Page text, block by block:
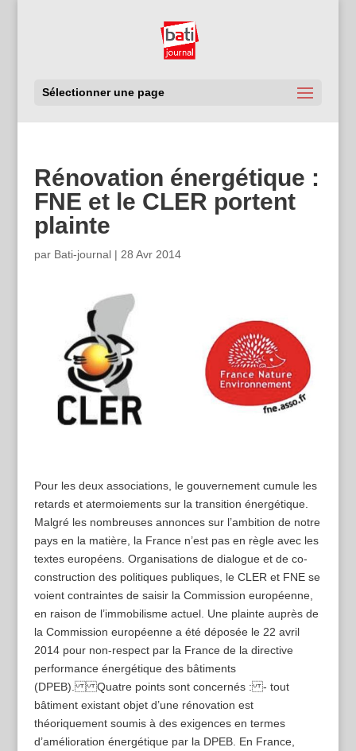
Sélectionner une page
Rénovation énergétique :
FNE et le CLER portent
plainte
par Bati-journal| 28 Avr 2014
Pour les deux associations, le gouvernement cumule les
retards et atermoiements sur la transition énergétique.
Malgré les nombreuses annonces sur l’ambition de notre
pays en la matière, la France n’est pas en règle avec les
textes européens. Organisations de dialogue et de co-
construction des politiques publiques, le CLER et FNE se
voient contraintes de saisir la Commission européenne,
en raison de l’immobilisme actuel. Une plainte auprès de
la Commission européenne a été déposée le 22 avril
2014 pour non-respect par la France de la directive
performance énergétique des bâtiments
(DPEB). Quatre points sont concernés : - tout
bâtiment existant objet d’une rénovation est
théoriquement soumis à des exigences en termes
d’amélioration énergétique par la DPEB. En France,